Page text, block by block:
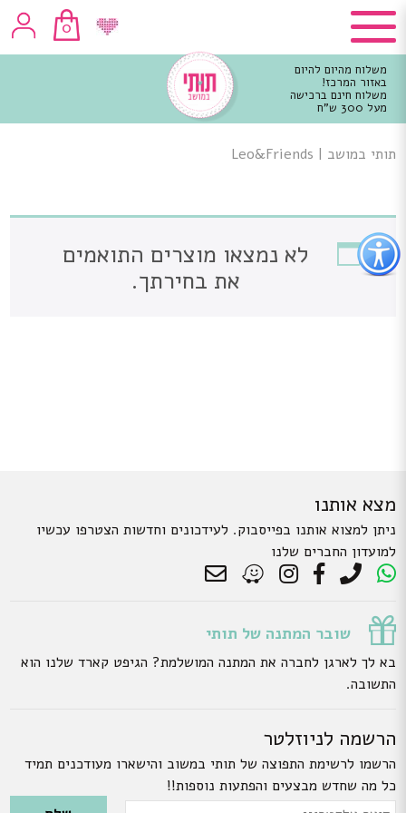
כפתור
לפתיחת
תפריט
נגישות
0
משלוח מהיום להיום
באזור המרכז!
משלוח חינם ברכישה
מעל 300 ש"ח
מרכזי
תותי במושב |
Leo&Friends
לא נמצאו מוצרים התואמים
את בחירתך.
מצא אותנו
ניתן למצוא אותנו בפייסבוק. לעידכונים וחדשות הצטרפו עכשיו
למועדון החברים שלנו
שובר המתנה של תותי
בא לך לארגן לחברה את המתנה המושלמת? הגיפט קארד שלנו הוא
התשובה.
הרשמה לניוזלטר
הרשמו לרשימת התפוצה של תותי במשוב והישארו מעודכנים תמיד
כל מה שחדש מבצעים והפתעות נוספות!!